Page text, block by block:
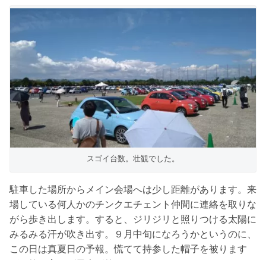
スゴイ台数。壮観でした。
駐車した場所からメイン会場へは少し距離があります。来
場している何人かのチンクエチェント仲間に連絡を取りな
がら歩き出します。すると、ジリジリと照りつける太陽に
みるみる汗が吹き出す。９月中旬になろうかというのに、
この日は真夏日の予報。慌てて持参した帽子を被ります